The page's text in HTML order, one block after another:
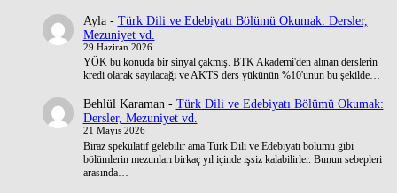
Ayla- Türk Dili ve Edebiyatı Bölümü Okumak: Dersler,
Mezuniyet vd.
29 Haziran 2026
YÖK bu konuda bir sinyal çakmış. BTK Akademi'den alınan derslerin
kredi olarak sayılacağı ve AKTS ders yükünün %10'unun bu şekilde…
Behlül Karaman- Türk Dili ve Edebiyatı Bölümü Okumak:
Dersler, Mezuniyet vd.
21 Mayıs 2026
Biraz spekülatif gelebilir ama Türk Dili ve Edebiyatı bölümü gibi
bölümlerin mezunları birkaç yıl içinde işsiz kalabilirler. Bunun sebepleri
arasında…